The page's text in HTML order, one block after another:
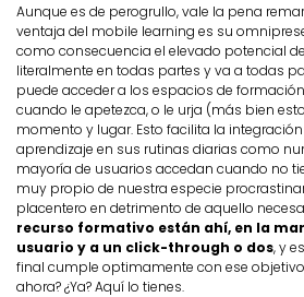
Aunque es de perogrullo, vale la pena
ventaja del mobile learning es su
como consecuencia el elevado potencial
literalmente en todas partes y va a todas
puede acceder a los espacios de
cuando le apetezca, o le urja (más bien
momento y lugar. Esto facilita la
aprendizaje en sus rutinas diarias como
mayoría de usuarios accedan cuando no
muy propio de nuestra especie
placentero en detrimento de aquello
recurso formativo están ahí, en la
usuario y a un click-through o dos, y
final cumple optimamente con ese
ahora? ¿Ya? Aquí lo tienes.